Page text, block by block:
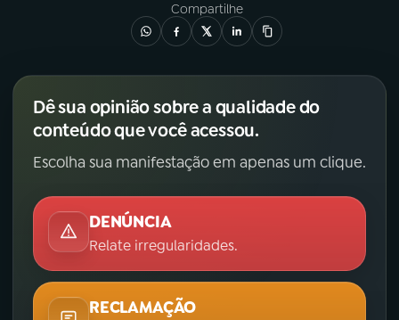
Compartilhe
Dê sua opinião sobre a qualidade do
conteúdo que você acessou.
Escolha sua manifestação em apenas um clique.
DENÚNCIA
Relate irregularidades.
RECLAMAÇÃO